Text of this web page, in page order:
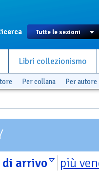
Libri collezionismo
Per collana Per autore
arrivo più